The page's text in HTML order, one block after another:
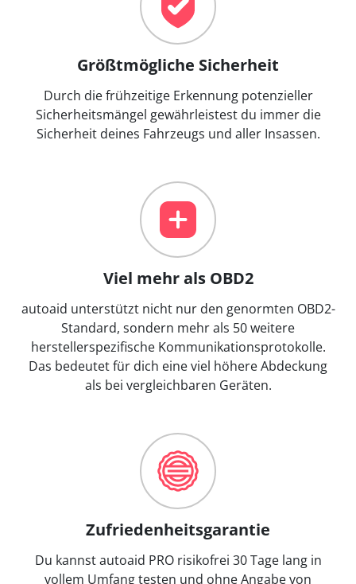
Größtmögliche Sicherheit
Durch die frühzeitige Erkennung potenzieller
Sicherheitsmängel gewährleistest du immer die
Sicherheit deines Fahrzeugs und aller Insassen.
Viel mehr als OBD2
autoaid unterstützt nicht nur den genormten OBD2-
Standard, sondern mehr als 50 weitere
herstellerspezifische Kommunikationsprotokolle.
Das bedeutet für dich eine viel höhere Abdeckung
als bei vergleichbaren Geräten.
Zufriedenheitsgarantie
Du kannst autoaid PRO risikofrei 30 Tage lang in
vollem Umfang testen und ohne Angabe von